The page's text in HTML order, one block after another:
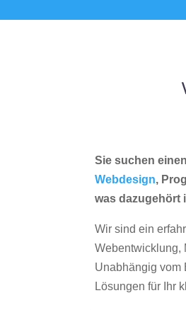
Sie suchen
Webdesign,
was dazugehört
Wir sind ein
Webentwicklung,
Unabhängig vom
Lösungen für Ihr